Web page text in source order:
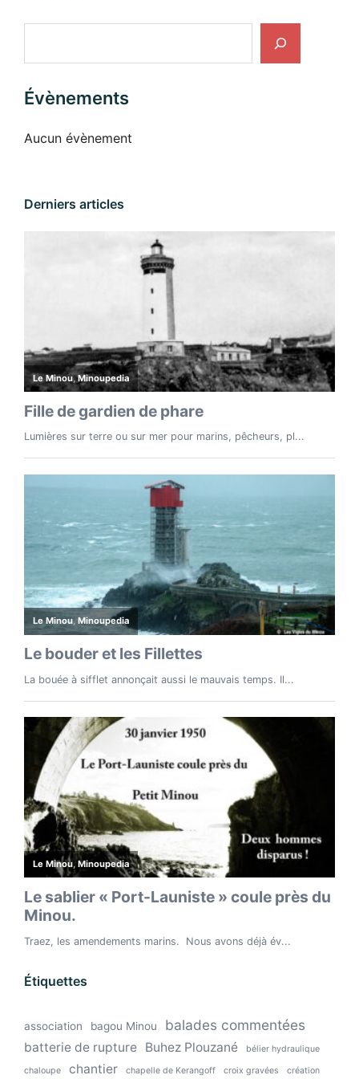
Évènements
Aucun évènement
Derniers articles
Étiquettes
association bagou Minou balades commentées
batterie de rupture Buhez Plouzané bélier hydraulique
chaloupe chantier chapelle de Kerangoff croix gravées création